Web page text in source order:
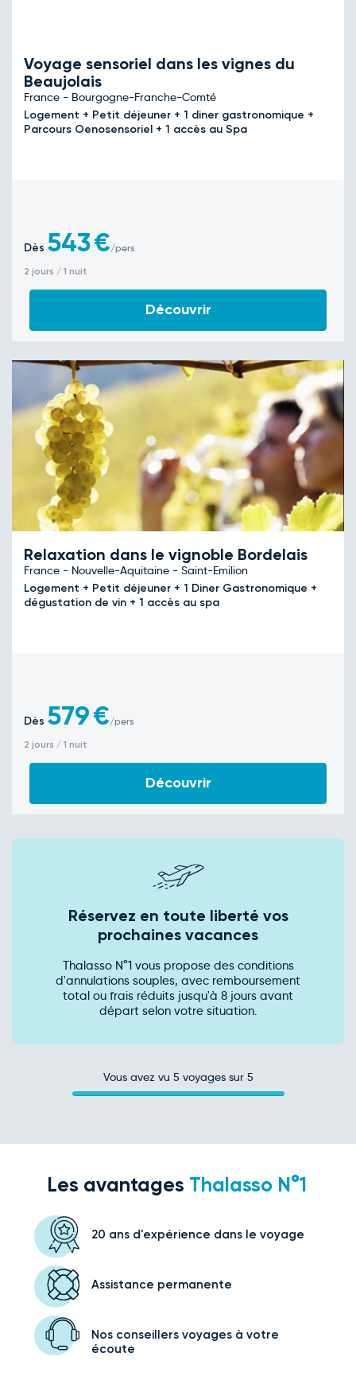
Voyage sensoriel dans les vignes du
Beaujolais
France - Bourgogne-Franche-Comté
Logement + Petit déjeuner + 1 diner gastronomique +
Parcours Oenosensoriel + 1 accès au Spa
Dès 543€/pers
2 jours / 1 nuit
Découvrir
Relaxation dans le vignoble Bordelais
France - Nouvelle-Aquitaine - Saint-Emilion
Logement + Petit déjeuner + 1 Diner Gastronomique +
dégustation de vin + 1 accès au spa
Dès 579€/pers
2 jours / 1 nuit
Découvrir
Réservez en toute liberté vos
prochaines vacances
Thalasso N°1 vous propose des conditions
d'annulations souples, avec remboursement
total ou frais réduits jusqu'à 8 jours avant
départ selon votre situation.
Vous avez vu 5 voyages sur 5
Les avantages Thalasso N°1
20 ans d'expérience dans le voyage
Assistance permanente
Nos conseillers voyagesà votre
écoute